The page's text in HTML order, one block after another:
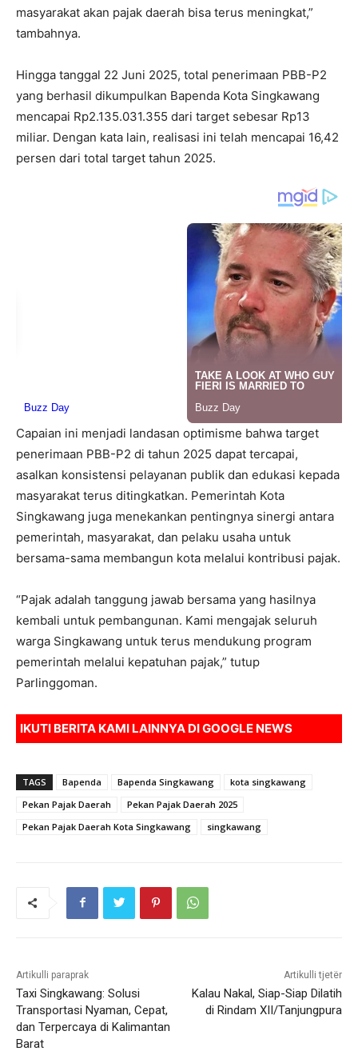
masyarakat akan pajak daerah bisa terus meningkat,”
tambahnya.
Hingga tanggal 22 Juni 2025, total penerimaan PBB-P2
yang berhasil dikumpulkan Bapenda Kota Singkawang
mencapai Rp2.135.031.355 dari target sebesar Rp13
miliar. Dengan kata lain, realisasi ini telah mencapai 16,42
persen dari total target tahun 2025.
Capaian ini menjadi landasan optimisme bahwa target
penerimaan PBB-P2 di tahun 2025 dapat tercapai,
asalkan konsistensi pelayanan publik dan edukasi kepada
masyarakat terus ditingkatkan. Pemerintah Kota
Singkawang juga menekankan pentingnya sinergi antara
pemerintah, masyarakat, dan pelaku usaha untuk
bersama-sama membangun kota melalui kontribusi pajak.
“Pajak adalah tanggung jawab bersama yang hasilnya
kembali untuk pembangunan. Kami mengajak seluruh
warga Singkawang untuk terus mendukung program
pemerintah melalui kepatuhan pajak,” tutup
Parlinggoman.
IKUTI BERITA KAMI LAINNYA DIGOOGLE NEWS
TAGS Bapenda Bapenda Singkawang
kota singkawang
Pekan Pajak Daerah
Pekan Pajak Daerah 2025
Pekan Pajak Daerah Kota Singkawang
singkawang
Artikulli paraprak
Taxi Singkawang: Solusi
Transportasi Nyaman, Cepat,
dan Terpercaya di Kalimantan
Barat
Artikulli tjetër
Kalau Nakal, Siap-Siap Dilatih
di Rindam XII/Tanjungpura